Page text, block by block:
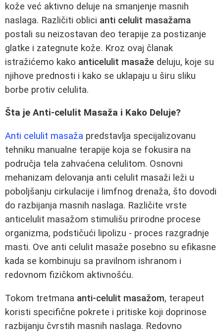
kože već aktivno deluje na smanjenje masnih
naslaga. Različiti oblici anti celulit masažama
postali su neizostavan deo terapije za postizanje
glatke i zategnute kože. Kroz ovaj članak
istražićemo kako anticelulit masaže deluju, koje su
njihove prednosti i kako se uklapaju u širu sliku
borbe protiv celulita.
Šta je Anti-celulit Masaža i Kako Deluje?
Anti celulit masaža predstavlja specijalizovanu
tehniku manualne terapije koja se fokusira na
područja tela zahvaćena celulitom. Osnovni
mehanizam delovanja anti celulit masaži leži u
poboljšanju cirkulacije i limfnog drenaža, što dovodi
do razbijanja masnih naslaga. Različite vrste
anticelulit masažom stimulišu prirodne procese
organizma, podstičući lipolizu - proces razgradnje
masti. Ove anti celulit masaže posebno su efikasne
kada se kombinuju sa pravilnom ishranom i
redovnom fizičkom aktivnošću.
Tokom tretmana anti-celulit masažom, terapeut
koristi specifične pokrete i pritiske koji doprinose
razbijanju čvrstih masnih naslaga. Redovno